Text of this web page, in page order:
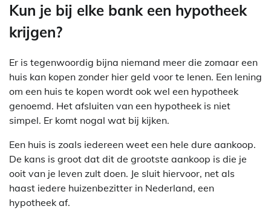
Kun je bij elke bank een hypotheek
krijgen?
Er is tegenwoordig bijna niemand meer die zomaar een
huis kan kopen zonder hier geld voor te lenen. Een lening
om een huis te kopen wordt ook wel een hypotheek
genoemd. Het afsluiten van een hypotheek is niet
simpel. Er komt nogal wat bij kijken.
Een huis is zoals iedereen weet een hele dure aankoop.
De kans is groot dat dit de grootste aankoop is die je
ooit van je leven zult doen. Je sluit hiervoor, net als
haast iedere huizenbezitter in Nederland, een
hypotheek af.